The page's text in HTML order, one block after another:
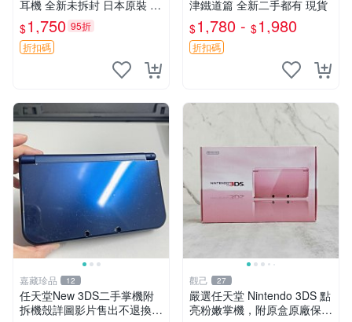
耳機 全新未拆封 日本原裝 3.
5mm耳機接口 支持多款掌機
設備 只要帶線控耳機接口即
可 圖實物一致 3ds 耳機 掌機
$1,750 95折
折扣碼
津鐵道篇 全新二手都有 現貨
$1,780 - $1,980
折扣碼
嘉藏珍品 12
任天堂New 3DS二手掌機附
拆機殼詳圖影片售出不退換
觀己 27
嚴選任天堂 Nintendo 3DS 點
亮粉嫩掌機，附原盒原廠保單